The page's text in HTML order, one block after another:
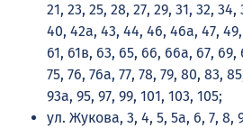
21, 23, 25, 28, 27, 29, 31, 32,
40, 42а, 43, 44, 46, 46а, 47, 49,
61, 61в, 63, 65, 66, 66а, 67, 69,
75, 76, 76а, 77, 78, 79, 80, 83,
93а, 95, 97, 99, 101, 103, 105;
ул. Жукова, 3, 4, 5, 5а, 6, 7, 8,